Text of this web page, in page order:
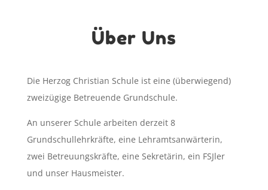
Über Uns
Die Herzog Christian Schule ist eine (überwiegend)
zweizügige Betreuende Grundschule.
An unserer Schule arbeiten derzeit 8
Grundschullehrkräfte, eine Lehramtsanwärterin,
zwei Betreuungskräfte, eine Sekretärin, ein FSJler
und unser Hausmeister.